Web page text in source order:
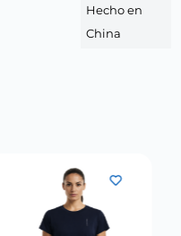
Hecho en
China